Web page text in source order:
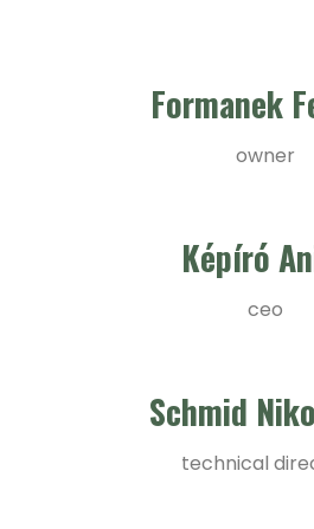
Formanek
owner
Képíró
ceo
Schmid
technical